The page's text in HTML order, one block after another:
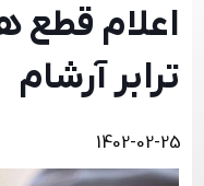
اعلام قطع
ترابر آرشام
1402-02-25